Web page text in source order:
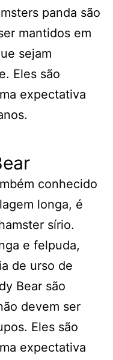
panda são
mantidos em
sejam
Eles são
expectativa
conhecido
longa, é
sírio.
e felpuda,
de urso de
Bear são
devem ser
Eles são
expectativa